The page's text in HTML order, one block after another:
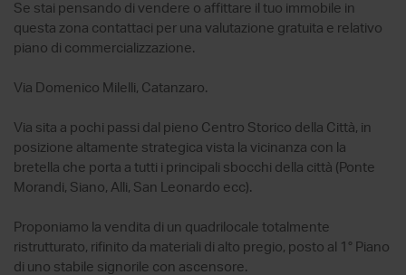
Se stai pensando di vendere o affittare il tuo immobile in
questa zona contattaci per una valutazione gratuita e relativo
piano di commercializzazione.
Via Domenico Milelli, Catanzaro.
Via sita a pochi passi dal pieno Centro Storico della Città, in
posizione altamente strategica vista la vicinanza con la
bretella che porta a tutti i principali sbocchi della città (Ponte
Morandi, Siano, Alli, San Leonardo ecc).
Proponiamo la vendita di un quadrilocale totalmente
ristrutturato, rifinito da materiali di alto pregio, posto al 1° Piano
di uno stabile signorile con ascensore.